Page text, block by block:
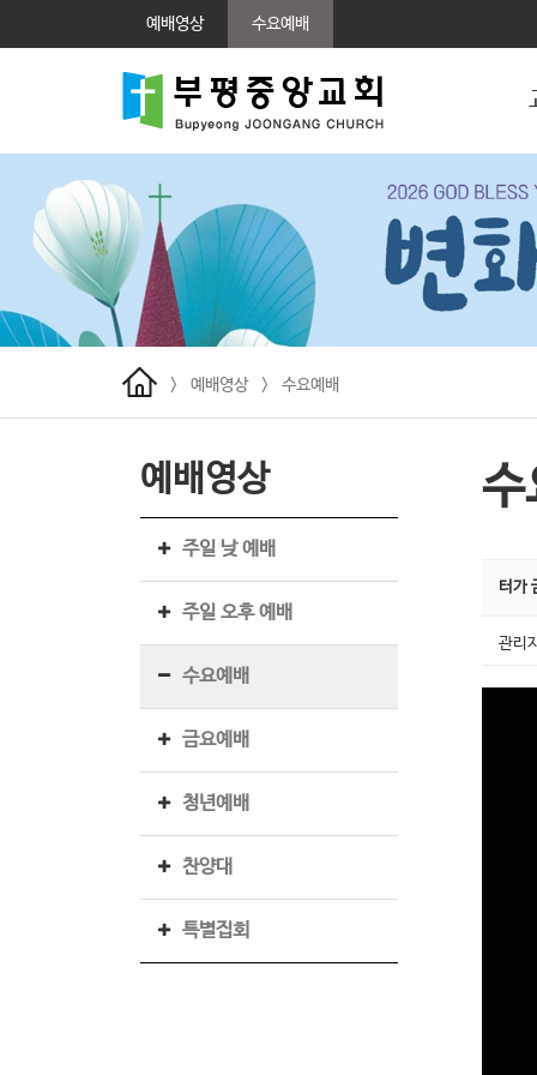
예배영상 수요예배
> 예배영상 > 수요예배
예배영상
주일 낮 예배
주일 오후 예배
수요예배
금요예배
청년예배
찬양대
특별집회
수
터가
관리